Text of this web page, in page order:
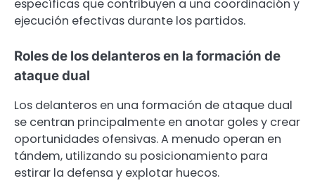
específicas que contribuyen a una coordinación y
ejecución efectivas durante los partidos.
Roles de los delanteros en la formación de
ataque dual
Los delanteros en una formación de ataque dual
se centran principalmente en anotar goles y crear
oportunidades ofensivas. A menudo operan en
tándem, utilizando su posicionamiento para
estirar la defensa y explotar huecos.